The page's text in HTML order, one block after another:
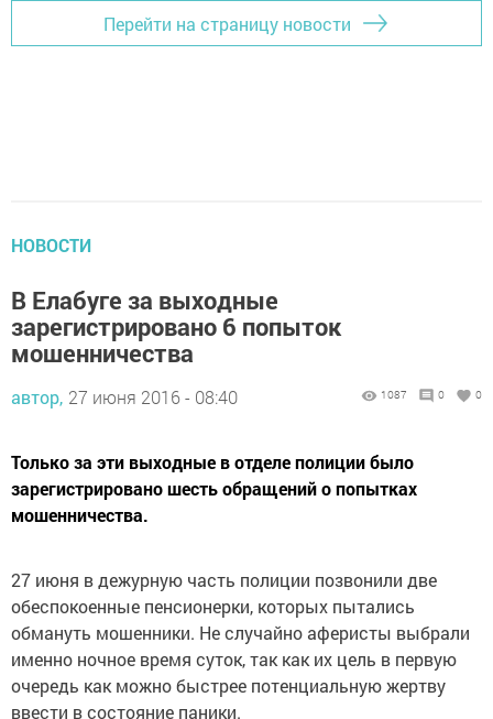
Перейти на страницу новости
НОВОСТИ
В Елабуге за выходные
зарегистрировано 6 попыток
мошенничества
автор, 27 июня 2016 - 08:40 1087 0 0
Только за эти выходные в отделе полиции было
зарегистрировано шесть обращений о попытках
мошенничества.
27 июня в дежурную часть полиции позвонили две
обеспокоенные пенсионерки, которых пытались
обмануть мошенники. Не случайно аферисты выбрали
именно ночное время суток, так как их цель в первую
очередь как можно быстрее потенциальную жертву
ввести в состояние паники.